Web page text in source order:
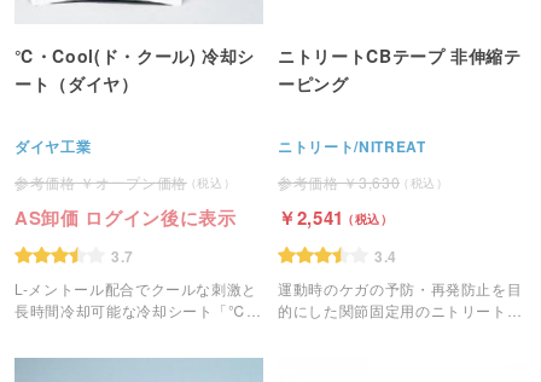
℃・Cool(ド・クール) 冷却シ
ート（ダイヤ）
ダイヤ工業
オープン価格
AS卸価 ログイン後に表示
3.7
L-メントール配合でクールな刺激と
長時間冷却可能な冷却シート「℃・
ニトリートCBテープ 非伸縮テ
ーピング
ニトリート/NITREAT
3,630
2,541
3.4
運動時のケガの予防・再発防止を目
的にした関節固定用のニトリートブ